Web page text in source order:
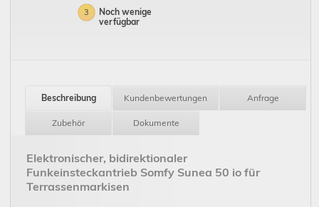
3
Noch wenige
verfügbar
Beschreibung Kundenbewertungen Anfrage
Zubehör Dokumente
Elektronischer, bidirektionaler
Funkeinsteckantrieb Somfy Sunea 50 io für
Terrassenmarkisen